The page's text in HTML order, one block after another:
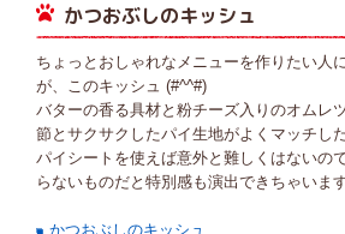
かつおぶしのキッシュ
ちょっとおしゃれなメニューを作りたい人
が、このキッシュ (#^^#)
バターの香る具材と粉チーズ入りのオムレ
節とサクサクしたパイ生地がよくマッチし
パイシートを使えば意外と難しくはないの
らないものだと特別感も演出できちゃいま
かつおぶしのキッシュ